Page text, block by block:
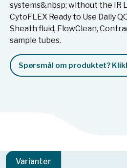
systems&nbsp; without the IR
CytoFLEX Ready to Use Daily
Sheath fluid, FlowClean,
sample tubes.
Spørsmål om produktet?
Varianter